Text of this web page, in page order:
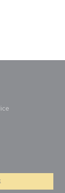
((открывается в